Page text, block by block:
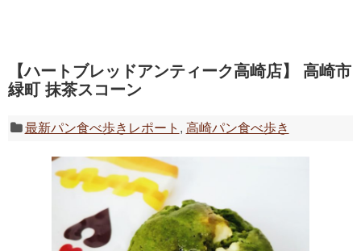
【ハートブレッドアンティーク高崎店】 高崎市
緑町 抹茶スコーン
最新パン食べ歩きレポート , 高崎パン食べ歩き